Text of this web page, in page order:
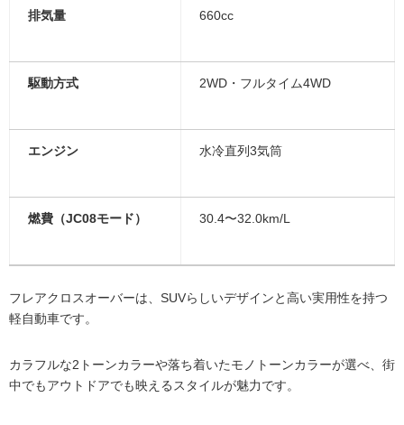
排気量 660cc
駆動方式 2WD・フルタイム4WD
エンジン 水冷直列3気筒
燃費（JC08モード） 30.4〜32.0km/L
フレアクロスオーバーは、SUVらしいデザインと高い実用性を持つ
軽自動車です。
カラフルな2トーンカラーや落ち着いたモノトーンカラーが選べ、街
中でもアウトドアでも映えるスタイルが魅力です。